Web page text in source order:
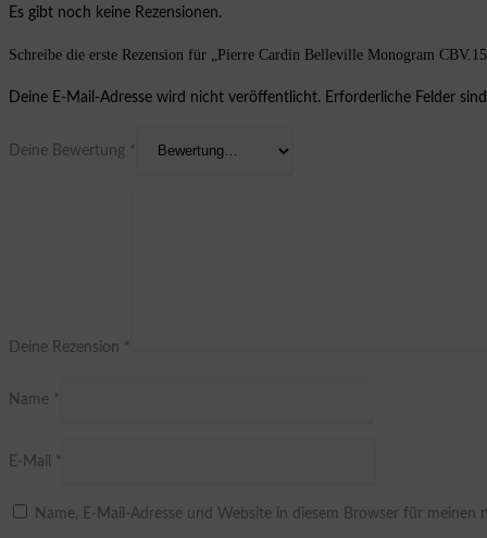
Es gibt noch keine Rezensionen.
Schreibe die erste Rezension für „Pierre Cardin Belleville Monogram
Deine E-Mail-Adresse wird nicht veröffentlicht. Erforderliche Felder
Deine Bewertung *
Deine Rezension *
Name *
E-Mail *
Name, E-Mail-Adresse und Website in diesem Browser für meinen